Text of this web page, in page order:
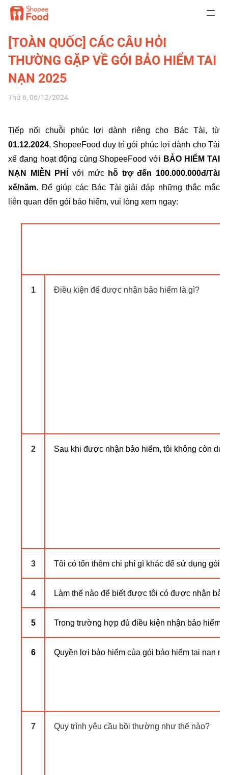
[TOÀN QUỐC] CÁC CÂU HỎI
THƯỜNG GẶP VỀ GÓI BẢO HIỂM TAI
NẠN 2025
Thứ 6, 06/12/2024
Tiếp nối chuỗi phúc lợi dành riêng cho Bác Tài, từ
01.12.2024, ShopeeFood duy trì gói phúc lợi dành cho Tài
xế đang hoạt động cùng ShopeeFood với BẢO HIỂM TAI
NẠN MIỄN PHÍ với mức hỗ trợ đến 100.000.000đ/Tài
xế/năm. Để giúp các Bác Tài giải đáp những thắc mắc
liên quan đến gói bảo hiểm, vui lòng xem ngay:
1 Điều kiện để được nhận bảo hiểm là gì?
2 Sau khi được nhận bảo hiểm, tôi không còn
3 Tôi có tốn thêm chi phí gì khác để sử dụng gói
4 Làm thế nào để biết được tôi có được nhận
5 Trong trường hợp đủ điều kiện nhận bảo hiểm
6 Quyền lợi bảo hiểm của gói bảo hiểm tai nạn
7 Quy trình yêu cầu bồi thường như thế nào?